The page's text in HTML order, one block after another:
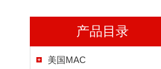
产品目录
美国MAC